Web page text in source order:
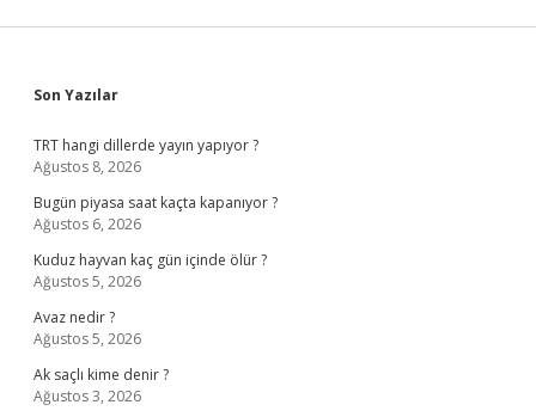
Sidebar
Son Yazılar
TRT hangi dillerde yayın yapıyor ?
Ağustos 8, 2026
Bugün piyasa saat kaçta kapanıyor ?
Ağustos 6, 2026
Kuduz hayvan kaç gün içinde ölür ?
Ağustos 5, 2026
Avaz nedir ?
Ağustos 5, 2026
Ak saçlı kime denir ?
Ağustos 3, 2026